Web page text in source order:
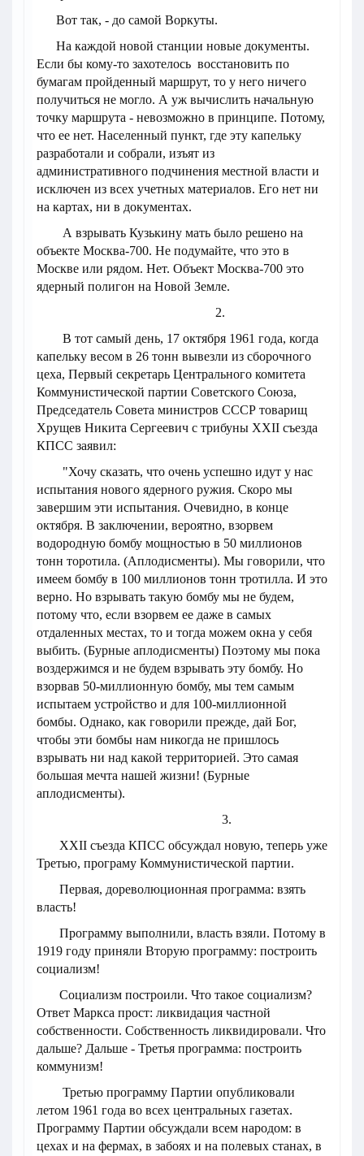
Вот так, - до самой Воркуты.
На каждой новой станции новые документы.
Если бы кому-то захотелось восстановить по
бумагам пройденный маршрут, то у него ничего
получиться не могло. А уж вычислить начальную
точку маршрута - невозможно в принципе. Потому,
что ее нет. Населенный пункт, где эту капельку
разработали и собрали, изъят из
административного подчинения местной власти и
исключен из всех учетных материалов. Его нет ни
на картах, ни в документах.
А взрывать Кузькину мать было решено на
объекте Москва-700. Не подумайте, что это в
Москве или рядом. Нет. Объект Москва-700 это
ядерный полигон на Новой Земле.
2.
В тот самый день, 17 октября 1961 года, когда
капельку весом в 26 тонн вывезли из сборочного
цеха, Первый секретарь Центрального комитета
Коммунистической партии Советского Союза,
Председатель Совета министров СССР товарищ
Хрущев Никита Сергеевич с трибуны ХХII съезда
КПСС заявил:
"Хочу сказать, что очень успешно идут у нас
испытания нового ядерного ружия. Скоро мы
завершим эти испытания. Очевидно, в конце
октября. В заключении, вероятно, взорвем
водородную бомбу мощностью в 50 миллионов
тонн торотила. (Аплодисменты). Мы говорили, что
имеем бомбу в 100 миллионов тонн тротилла. И это
верно. Но взрывать такую бомбу мы не будем,
потому что, если взорвем ее даже в самых
отдаленных местах, то и тогда можем окна у себя
выбить. (Бурные аплодисменты) Поэтому мы пока
воздержимся и не будем взрывать эту бомбу. Но
взорвав 50-миллионную бомбу, мы тем самым
испытаем устройство и для 100-миллионной
бомбы. Однако, как говорили прежде, дай Бог,
чтобы эти бомбы нам никогда не пришлось
взрывать ни над какой территорией. Это самая
большая мечта нашей жизни! (Бурные
аплодисменты).
3.
ХХII съезда КПСС обсуждал новую, теперь уже
Третью, програму Коммунистической партии.
Первая, дореволюционная программа: взять
власть!
Программу выполнили, власть взяли. Потому в
1919 году приняли Вторую программу: построить
социализм!
Социализм построили. Что такое социализм?
Ответ Маркса прост: ликвидация частной
собственности. Собственность ликвидировали. Что
дальше? Дальше - Третья программа: построить
коммунизм!
Третью программу Партии опубликовали
летом 1961 года во всех центральных газетах.
Программу Партии обсуждали всем народом: в
цехах и на фермах, в забоях и на полевых станах, в